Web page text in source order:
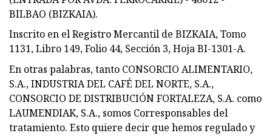
BILBAO (BIZKAIA).
Inscrito en el Registro Mercantil de BIZKAIA, Tomo
1131, Libro 149, Folio 44, Sección 3, Hoja BI-1301-A.
En otras palabras, tanto CONSORCIO ALIMENTARIO,
S.A., INDUSTRIA DEL CAFÉ DEL NORTE, S.A.,
CONSORCIO DE DISTRIBUCIÓN FORTALEZA, S.A. como
LAUMENDIAK, S.A., somos Corresponsables del
tratamiento. Esto quiere decir que hemos regulado y